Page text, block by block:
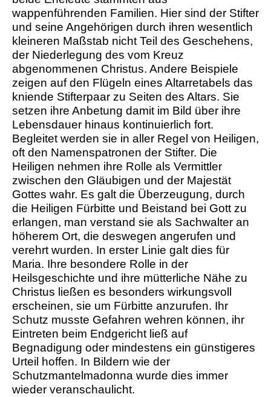
wappenführenden Familien. Hier sind der Stifter
und seine Angehörigen durch ihren wesentlich
kleineren Maßstab nicht Teil des Geschehens,
der Niederlegung des vom Kreuz
abgenommenen Christus. Andere Beispiele
zeigen auf den Flügeln eines Altarretabels das
kniende Stifterpaar zu Seiten des Altars. Sie
setzen ihre Anbetung damit im Bild über ihre
Lebensdauer hinaus kontinuierlich fort.
Begleitet werden sie in aller Regel von Heiligen,
oft den Namenspatronen der Stifter. Die
Heiligen nehmen ihre Rolle als Vermittler
zwischen den Gläubigen und der Majestät
Gottes wahr. Es galt die Überzeugung, durch
die Heiligen Fürbitte und Beistand bei Gott zu
erlangen, man verstand sie als Sachwalter an
höherem Ort, die deswegen angerufen und
verehrt wurden. In erster Linie galt dies für
Maria. Ihre besondere Rolle in der
Heilsgeschichte und ihre mütterliche Nähe zu
Christus ließen es besonders wirkungsvoll
erscheinen, sie um Fürbitte anzurufen. Ihr
Schutz musste Gefahren wehren können, ihr
Eintreten beim Endgericht ließ auf
Begnadigung oder mindestens ein günstigeres
Urteil hoffen. In Bildern wie der
Schutzmantelmadonna wurde dies immer
wieder veranschaulicht.